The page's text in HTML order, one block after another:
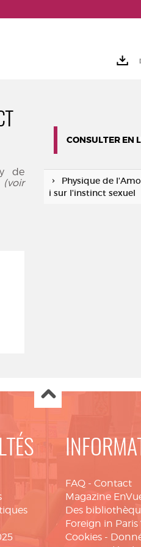
de
(voir
CONSULTER EN
Physique de
i sur l'instinct sexuel
FAQ - Contact
Magazine
Des
Foreign in Paris
Cookies -